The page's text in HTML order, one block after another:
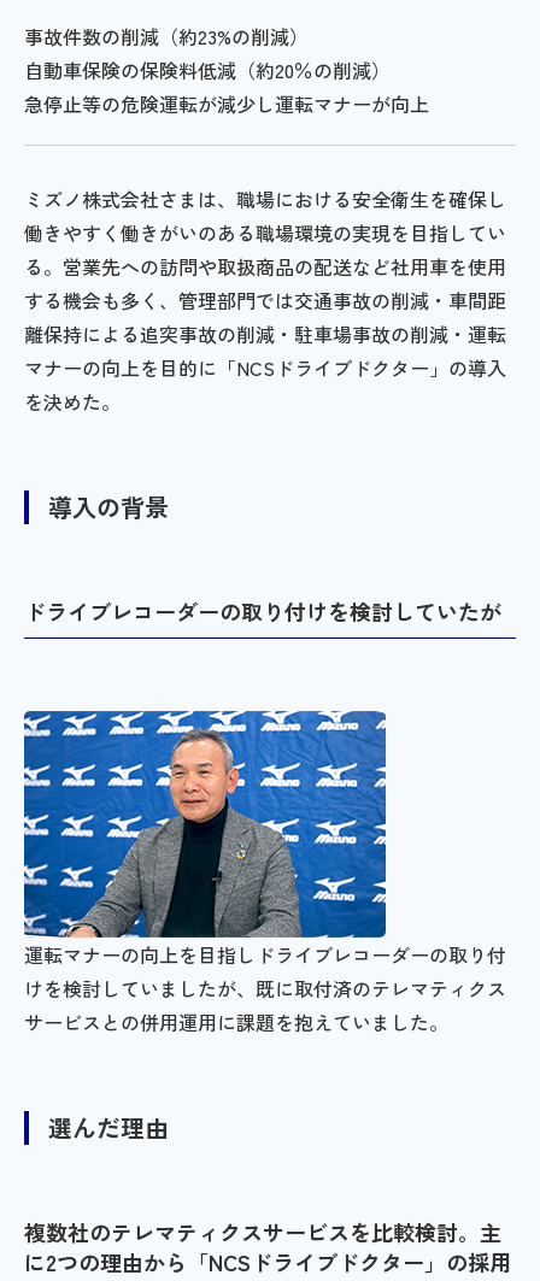
事故件数の削減（約23%の削減）
自動車保険の保険料低減（約20％の削減）
急停止等の危険運転が減少し運転マナーが向上
ミズノ株式会社さまは、職場における安全衛生を確保し
働きやすく働きがいのある職場環境の実現を目指してい
る。営業先への訪問や取扱商品の配送など社用車を使用
する機会も多く、管理部門では交通事故の削減・車間距
離保持による追突事故の削減・駐車場事故の削減・運転
マナーの向上を目的に「NCSドライブドクター」の導入
を決めた。
導入の背景
ドライブレコーダーの取り付けを検討していたが
運転マナーの向上を目指しドライブレコーダーの取り付
けを検討していましたが、既に取付済のテレマティクス
サービスとの併用運用に課題を抱えていました。
選んだ理由
複数社のテレマティクスサービスを比較検討。主
に2つの理由から「NCSドライブドクター」の採用